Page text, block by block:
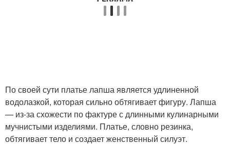
По своей сути платье лапша является удлиненной
водолазкой, которая сильно обтягивает фигуру. Лапша
— из-за схожести по фактуре с длинными кулинарными
мучнистыми изделиями. Платье, словно резинка,
обтягивает тело и создает женственный силуэт.